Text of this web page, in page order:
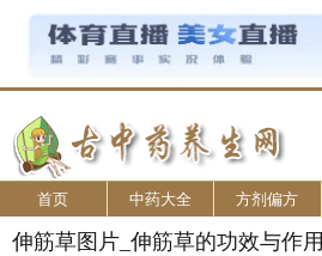
首页 中药大全 方剂偏方
伸筋草图片_伸筋草的功效与作用